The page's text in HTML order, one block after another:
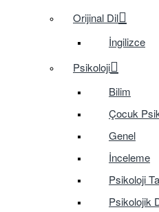
Orijinal Dil
İngilizce
Psikoloji
Bilim
Çocuk
Genel
İnceleme
Psikoloji
Psikolojik